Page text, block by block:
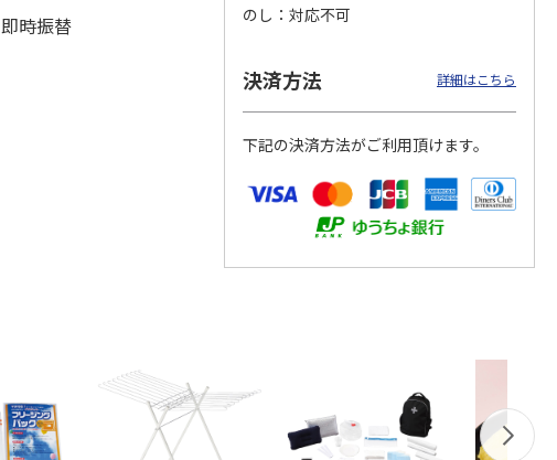
時振替
のし
対応不可
決済方法 詳細はこちら
下記の決済方法がご利用頂けます。